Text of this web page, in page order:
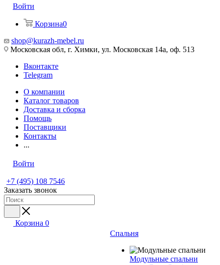
Войти
Корзина0
shop@kurazh-mebel.ru
Московская обл, г. Химки, ул. Московская 14а, оф. 513
Вконтакте
Telegram
О компании
Каталог товаров
Доставка и сборка
Помощь
Поставщики
Контакты
...
Войти
+7 (495) 108 7546
Заказать звонок
Корзина 0
Спальня
Модульные спальни